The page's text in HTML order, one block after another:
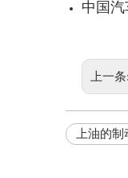
中国
上一条:
上油的制